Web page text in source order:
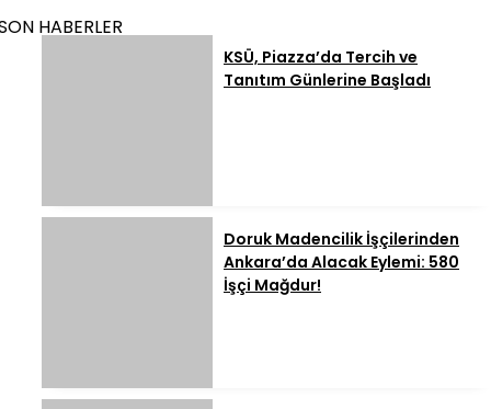
HABERLER
KSÜ, Piazza’da Tercih ve
Tanıtım Günlerine Başladı
Doruk Madencilik İşçilerinden
Ankara’da Alacak Eylemi: 580
İşçi Mağdur!